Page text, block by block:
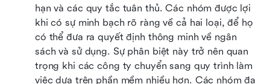
hạn và các quy tắc tuân thủ. Các nhóm được lợi
khi có sự minh bạch rõ ràng về cả hai loại, để họ
có thể đưa ra quyết định thông minh về ngân
sách và sử dụng. Sự phân biệt này trở nên quan
trọng khi các công ty chuyển sang quy trình làm
việc dựa trên phần mềm nhiều hơn. Các nhóm đa